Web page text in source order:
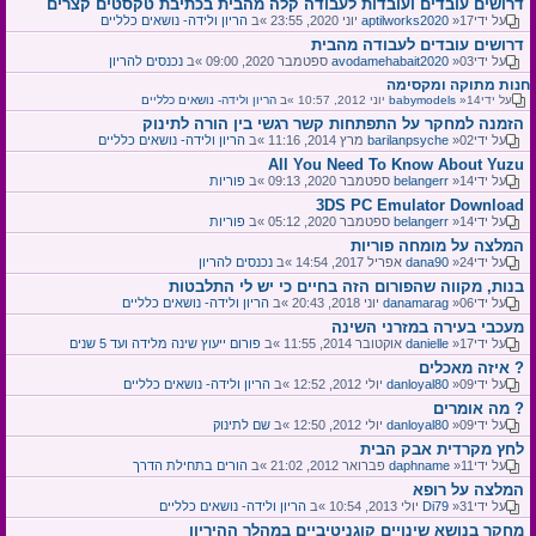
דרושים עובדים ועובדות לעבודה קלה מהבית בכתיבת טקסטים קצרים
על ידי aptilworks2020 »17 יוני 2020, 23:55 »ב הריון ולידה- נושאים כלליים
דרושים עובדים לעבודה מהבית
על ידי avodamehabait2020 »03 ספטמבר 2020, 09:00 »ב נכנסים להריון
חנות מתוקה ומקסימה
על ידי babymodels »14 יוני 2012, 10:57 »ב הריון ולידה- נושאים כלליים
הזמנה למחקר על התפתחות קשר רגשי בין הורה לתינוק
על ידי barilanpsyche »02 מרץ 2014, 11:16 »ב הריון ולידה- נושאים כלליים
All You Need To Know About Yuzu
על ידי belangerr »14 ספטמבר 2020, 09:13 »ב פוריות
3DS PC Emulator Download
על ידי belangerr »14 ספטמבר 2020, 05:12 »ב פוריות
המלצה על מומחה פוריות
על ידי dana90 »24 אפריל 2017, 14:54 »ב נכנסים להריון
בנות, מקווה שהפורום הזה בחיים כי יש לי התלבטות
על ידי danamarag »06 יוני 2018, 20:43 »ב הריון ולידה- נושאים כלליים
מעכבי בעירה במזרני השינה
על ידי danielle »17 אוקטובר 2014, 11:55 »ב פורום ייעוץ שינה מלידה ועד 5 שנים
איזה מאכלים ?
על ידי danloyal80 »09 יולי 2012, 12:52 »ב הריון ולידה- נושאים כלליים
מה אומרים ?
על ידי danloyal80 »09 יולי 2012, 12:50 »ב שם לתינוק
לחץ מקרדית אבק הבית
על ידי daphname »11 פברואר 2012, 21:02 »ב הורים בתחילת הדרך
המלצה על רופא
על ידי Di79 »31 יולי 2013, 10:54 »ב הריון ולידה- נושאים כלליים
מחקר בנושא שינויים קוגניטיביים במהלך ההיריון